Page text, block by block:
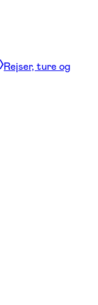
Rejser, ture og